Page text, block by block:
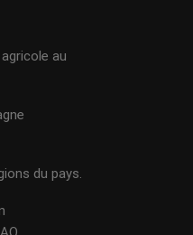
au
du pays.